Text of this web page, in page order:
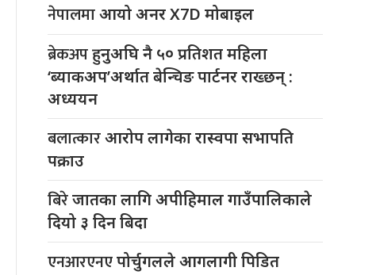
नेपालमाआयो अनर X7D मोबाइल
ब्रेकअपहुनुअघि नै ५० प्रतिशत महिला
‘ब्याकअप’अर्थात बेन्चिङ पार्टनर राख्छन् :
अध्ययन
बलात्कारआरोप लागेका रास्वपा सभापति
पक्राउ
बिरेजातका लागि अपीहिमाल गाउँपालिकाले
दियो ३ दिन बिदा
एनआरएनएपोर्चुगलले आगलागी पिडित